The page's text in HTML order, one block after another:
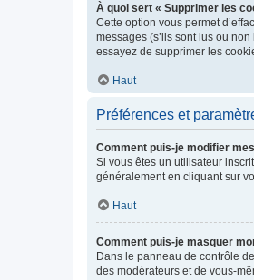
À quoi sert « Supprimer les
Cette option vous permet
messages (s’ils sont lus ou
essayez de supprimer les
Haut
Préférences et
Comment puis-je modifier
Si vous êtes un utilisateur
généralement en cliquant sur
Haut
Comment puis-je masquer
Dans le panneau de contrôle
des modérateurs et de vous-